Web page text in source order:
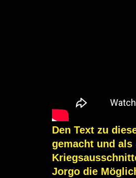
Den Text zu
gemacht und
Jorgo die